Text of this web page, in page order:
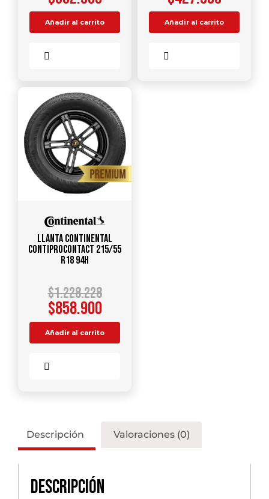
Añadir al carrito Añadir al carrito
Llanta CONTINENTAL
ContiProContact 215/55
R18 94H
$1.228.228
$858.900
Añadir al carrito
Descripción Valoraciones (0)
Descripción